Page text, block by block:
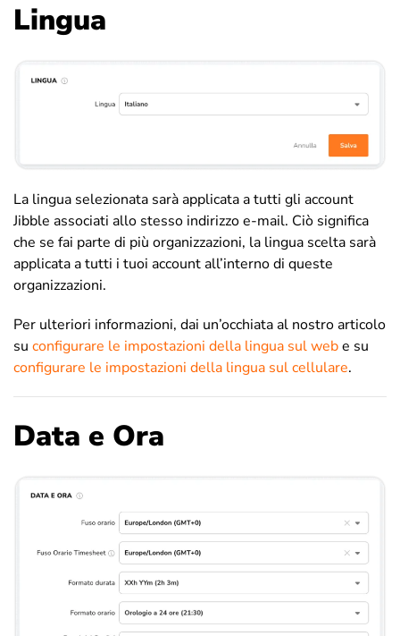
Lingua
La lingua selezionata sarà applicata a tutti gli account
Jibble associati allo stesso indirizzo e-mail. Ciò significa
che se fai parte di più organizzazioni, la lingua scelta sarà
applicata a tutti i tuoi account all’interno di queste
organizzazioni.
Per ulteriori informazioni, dai un’occhiata al nostro articolo
su configurare le impostazioni della lingua sul webe su
configurare le impostazioni della lingua sul cellulare.
Data e Ora